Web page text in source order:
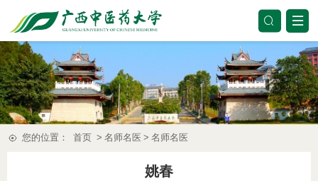
您的位置： 首页 > 名师名医 > 名师名医
姚春